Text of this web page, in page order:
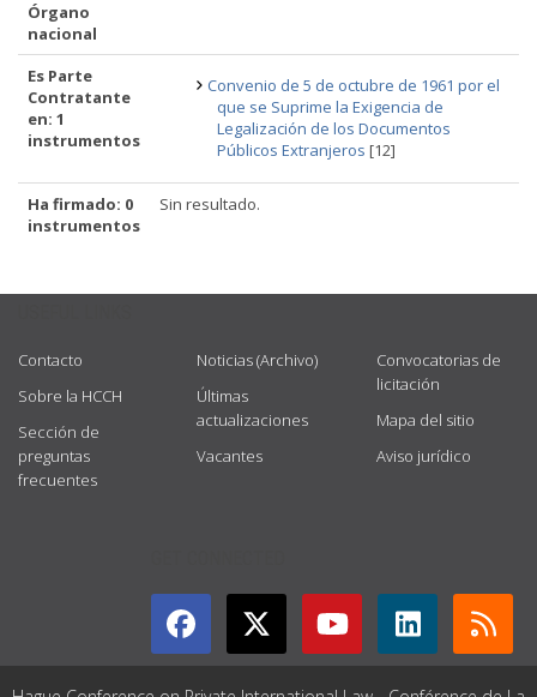
Órgano
nacional
Es Parte
Contratante
en: 1
instrumentos
Convenio de 5 de octubre de 1961 por el
que se Suprime la Exigencia de
Legalización de los Documentos
Públicos Extranjeros [12]
Ha firmado: 0
instrumentos
Sin resultado.
Contacto
Sobre la HCCH
Sección de
preguntas
frecuentes
Noticias (Archivo)
Últimas
actualizaciones
Vacantes
Convocatorias de
licitación
Mapa del sitio
Aviso jurídico